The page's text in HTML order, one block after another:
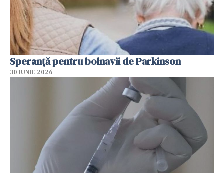
Speranță pentru bolnavii de Parkinson
30 IUNIE 2026